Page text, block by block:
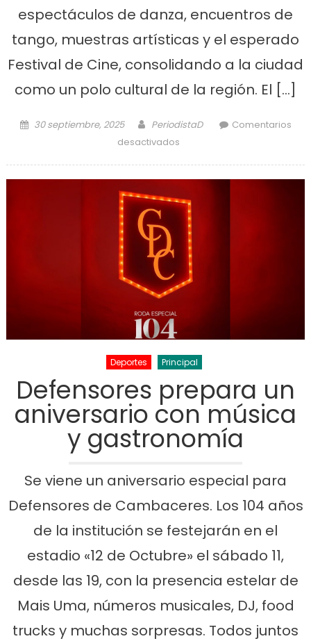
espectáculos de danza, encuentros de
tango, muestras artísticas y el esperado
Festival de Cine, consolidando a la ciudad
como un polo cultural de la región. El […]
Posted on
30 septiembre, 2025 Author
PeriodistaD
Comentarios
desactivados
Deportes Principal
Defensores prepara un
aniversario con música
y gastronomía
Se viene un aniversario especial para
Defensores de Cambaceres. Los 104 años
de la institución se festejarán en el
estadio «12 de Octubre» el sábado 11,
desde las 19, con la presencia estelar de
Mais Uma, números musicales, DJ, food
trucks y muchas sorpresas. Todos juntos